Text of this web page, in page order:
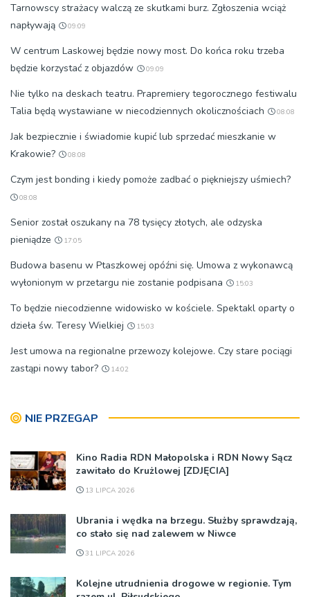
Tarnowscy strażacy walczą ze skutkami burz. Zgłoszenia wciąż
napływają
09:09
W centrum Laskowej będzie nowy most. Do końca roku trzeba
będzie korzystać z objazdów
09:09
Nie tylko na deskach teatru. Prapremiery tegorocznego festiwalu
Talia będą wystawiane w niecodziennych okolicznościach
08:08
Jak bezpiecznie i świadomie kupić lub sprzedać mieszkanie w
Krakowie?
08:08
Czym jest bonding i kiedy pomoże zadbać o piękniejszy uśmiech?
08:08
Senior został oszukany na 78 tysięcy złotych, ale odzyska
pieniądze
17:05
Budowa basenu w Ptaszkowej opóźni się. Umowa z wykonawcą
wyłonionym w przetargu nie zostanie podpisana
15:03
To będzie niecodzienne widowisko w kościele. Spektakl oparty o
dzieła św. Teresy Wielkiej
15:03
Jest umowa na regionalne przewozy kolejowe. Czy stare pociągi
zastąpi nowy tabor?
14:02
NIE PRZEGAP
Kino Radia RDN Małopolska i RDN Nowy Sącz
zawitało do Krużlowej [ZDJĘCIA]
13 LIPCA 2026
Ubrania i wędka na brzegu. Służby sprawdzają,
co stało się nad zalewem w Niwce
31 LIPCA 2026
Kolejne utrudnienia drogowe w regionie. Tym